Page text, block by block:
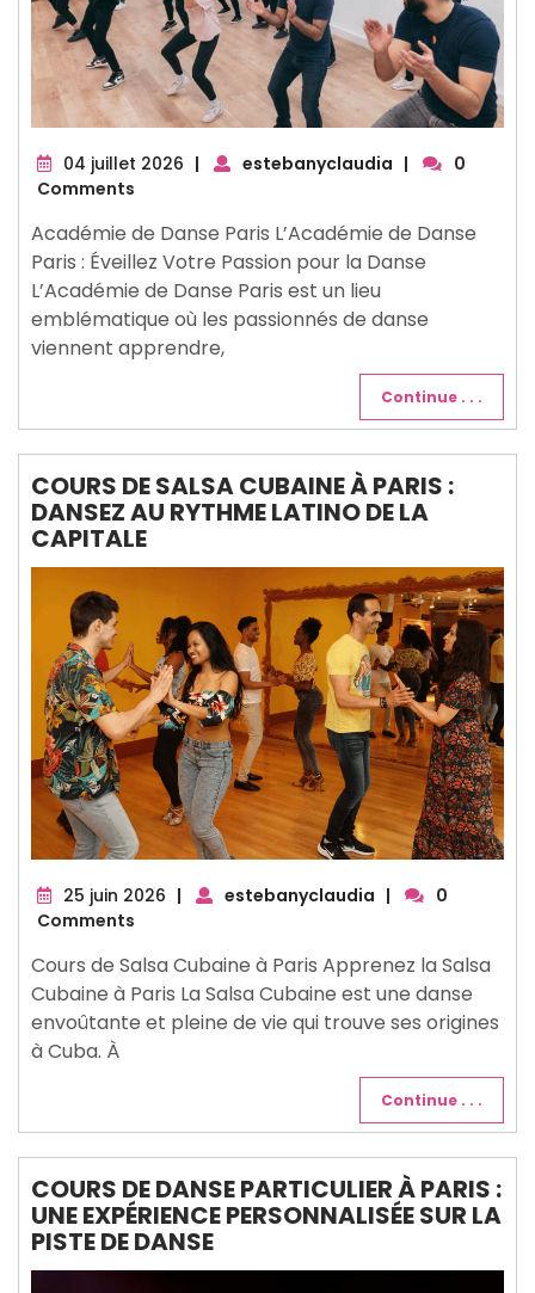
04 juillet 2026 04
| estebanyclaudia |
0
Comments
Académie de Danse Paris L’Académie de Danse
Paris : Éveillez Votre Passion pour la Danse
L’Académie de Danse Paris est un lieu
emblématique où les passionnés de danse
viennent apprendre,
Continue . . .
COURS DE SALSA CUBAINE À PARIS :
DANSEZ AU RYTHME LATINO DE LA
CAPITALE
25 juin 2026 25
| estebanyclaudia |
0
Comments
Cours de Salsa Cubaine à Paris Apprenez la Salsa
Cubaine à Paris La Salsa Cubaine est une danse
envoûtante et pleine de vie qui trouve ses origines
à Cuba. À
Continue . . .
COURS DE DANSE PARTICULIER À PARIS :
UNE EXPÉRIENCE PERSONNALISÉE SUR LA
PISTE DE DANSE